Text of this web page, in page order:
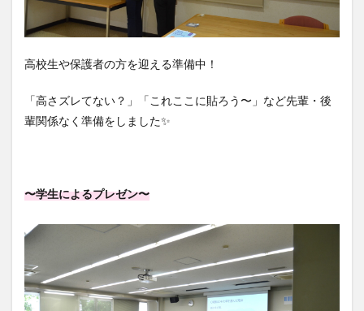
高校生や保護者の方を迎える準備中！
「高さズレてない？」「これここに貼ろう〜」など先輩・後
輩関係なく準備をしました✨️
〜学生によるプレゼン〜